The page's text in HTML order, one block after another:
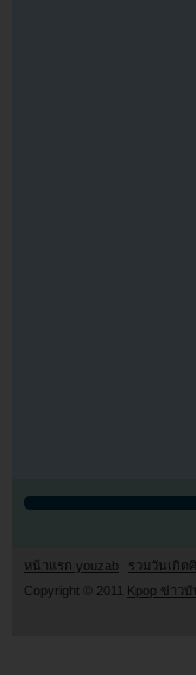
หน้าแรก youzab รวมวันเกิด
Copyright © 2011
Kpop ข่าว